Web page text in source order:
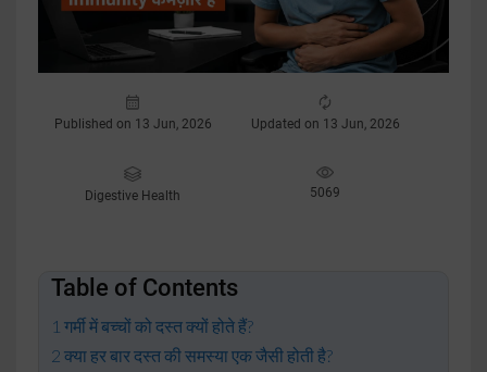
Published on 13 Jun, 2026 Updated on 13 Jun, 2026
Digestive Health 5069
Table of Contents
गर्मी में बच्चों को दस्त क्यों होते हैं?
क्या हर बार दस्त की समस्या एक जैसी होती है?